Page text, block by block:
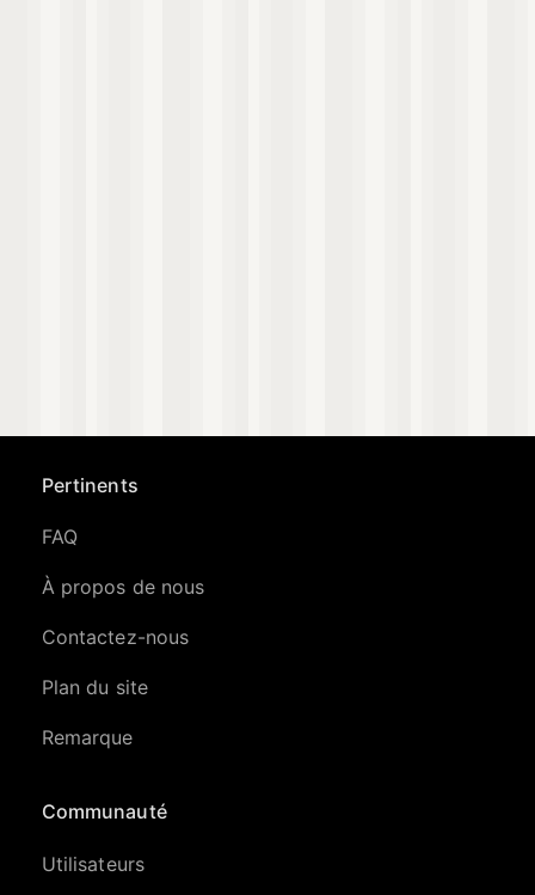
Pertinents
FAQ
À propos de nous
Contactez-nous
Plan du site
Remarque
Communauté
Utilisateurs